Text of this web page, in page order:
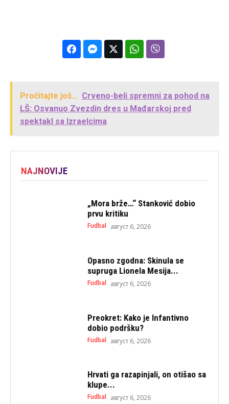
Pročitajte još... Crveno-beli spremni za pohod na
LŠ: Osvanuo Zvezdin dres u Mađarskoj pred
spektakl sa Izraelcima
NAJNOVIJE
„Mora brže…“ Stanković dobio
prvu kritiku
Fudbal август 6, 2026
Opasno zgodna: Skinula se
supruga Lionela Mesija...
Fudbal август 6, 2026
Preokret: Kako je Infantivno
dobio podršku?
Fudbal август 6, 2026
Hrvati ga razapinjali, on otišao sa
klupe...
Fudbal август 6, 2026